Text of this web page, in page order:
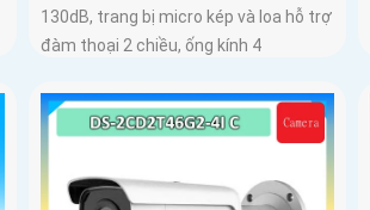
130dB, trang bị micro kép và loa hỗ trợ
đàm thoại 2 chiều, ống kính 4